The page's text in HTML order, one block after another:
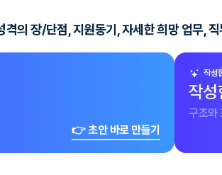
의 장/단점, 지원동기, 자세한 희망 업무,
👉 초안 바로 만들기
작성
작성
구조와